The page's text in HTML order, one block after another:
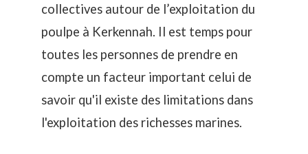
collectives autour de l’exploitation du
poulpe à Kerkennah. Il est temps pour
toutes les personnes de prendre en
compte un facteur important celui de
savoir qu'il existe des limitations dans
l'exploitation des richesses marines.